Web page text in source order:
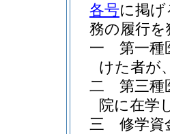
各号に掲
務の履行
一
第一種
けた者が
二
第三種
院に在学
三
修学資